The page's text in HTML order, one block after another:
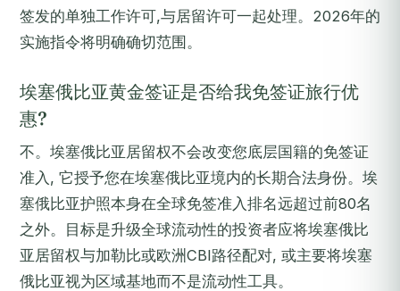
签发的单独工作许可,与居留许可一起处理。2026年的
实施指令将明确确切范围。
埃塞俄比亚黄金签证是否给我免签证旅行优
惠?
不。埃塞俄比亚居留权不会改变您底层国籍的免签证
准入, 它授予您在埃塞俄比亚境内的长期合法身份。埃
塞俄比亚护照本身在全球免签准入排名远超过前80名
之外。目标是升级全球流动性的投资者应将埃塞俄比
亚居留权与加勒比或欧洲CBI路径配对, 或主要将埃塞
俄比亚视为区域基地而不是流动性工具。